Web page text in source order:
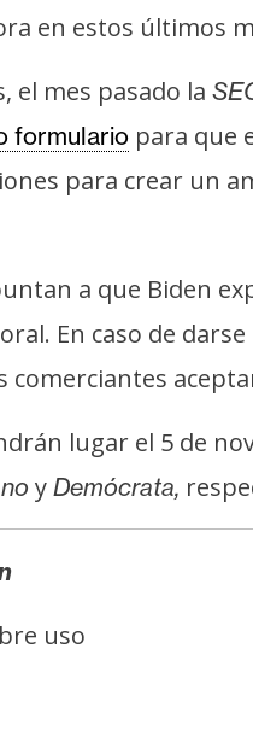
en estos últimos
el mes pasado la
formulario para que
para crear un
a que Biden
En caso de
lugar el 5 de
y Demócrata,
uso